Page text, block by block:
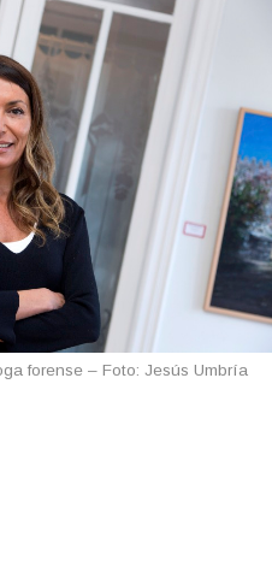
forense – Foto: Jesús Umbría